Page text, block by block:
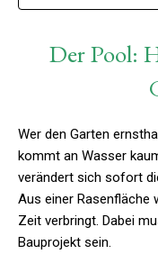
Der Pool:
Wer den Garten
kommt an Wasser
verändert sich sofort
Aus einer Rasenfläche
Zeit verbringt. Dabei
Bauprojekt sein.